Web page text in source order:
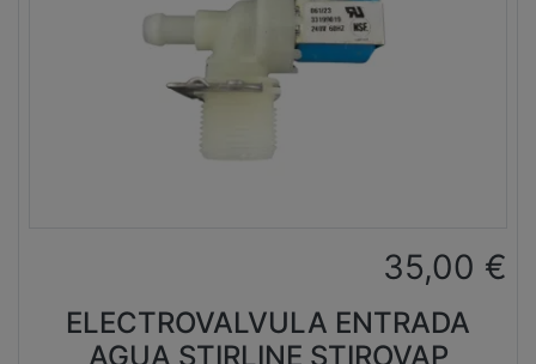
35,00 €
ELECTROVALVULA ENTRADA
AGUA STIRLINE STIROVAP